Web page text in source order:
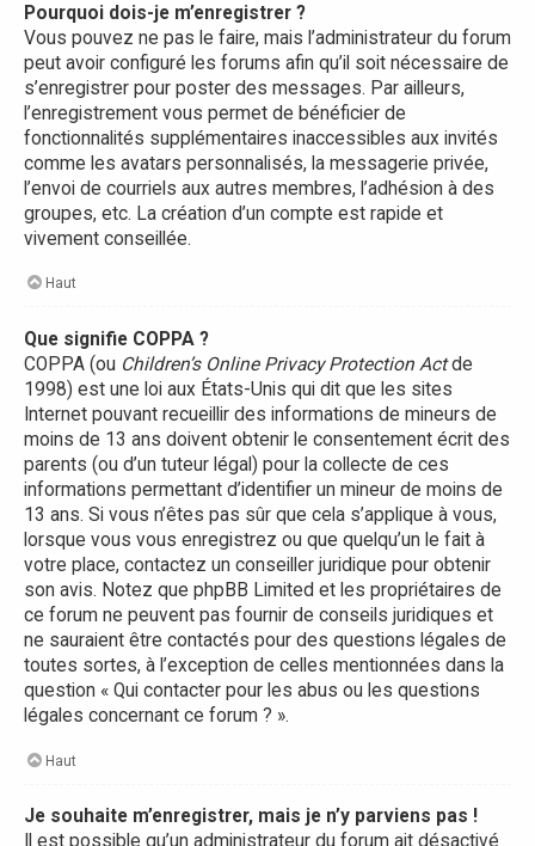
Pourquoi dois-je m’enregistrer ?
Vous pouvez ne pas le faire, mais l’administrateur du forum
peut avoir configuré les forums afin qu’il soit nécessaire de
s’enregistrer pour poster des messages. Par ailleurs,
l’enregistrement vous permet de bénéficier de
fonctionnalités supplémentaires inaccessibles aux invités
comme les avatars personnalisés, la messagerie privée,
l’envoi de courriels aux autres membres, l’adhésion à des
groupes, etc. La création d’un compte est rapide et
vivement conseillée.
Haut
Que signifie COPPA ?
COPPA (ou Children’s Online Privacy Protection Actde
1998) est une loi aux États-Unis qui dit que les sites
Internet pouvant recueillir des informations de mineurs de
moins de 13 ans doivent obtenir le consentement écrit des
parents (ou d’un tuteur légal) pour la collecte de ces
informations permettant d’identifier un mineur de moins de
13 ans. Si vous n’êtes pas sûr que cela s’applique à vous,
lorsque vous vous enregistrez ou que quelqu’un le fait à
votre place, contactez un conseiller juridique pour obtenir
son avis. Notez que phpBB Limited et les propriétaires de
ce forum ne peuvent pas fournir de conseils juridiques et
ne sauraient être contactés pour des questions légales de
toutes sortes, à l’exception de celles mentionnées dans la
question « Qui contacter pour les abus ou les questions
légales concernant ce forum ? ».
Haut
Je souhaite m’enregistrer, mais je n’y parviens pas !
Il est possible qu’un administrateur du forum ait désactivé